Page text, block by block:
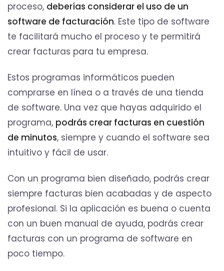
proceso, deberías considerar el uso de un
software de facturación. Este tipo de software
te facilitará mucho el proceso y te permitirá
crear facturas para tu empresa.
Estos programas informáticos pueden
comprarse en línea o a través de una tienda
de software. Una vez que hayas adquirido el
programa, podrás crear facturas en cuestión
de minutos, siempre y cuando el software sea
intuitivo y fácil de usar.
Con un programa bien diseñado, podrás crear
siempre facturas bien acabadas y de aspecto
profesional. Si la aplicación es buena o cuenta
con un buen manual de ayuda, podrás crear
facturas con un programa de software en
poco tiempo.